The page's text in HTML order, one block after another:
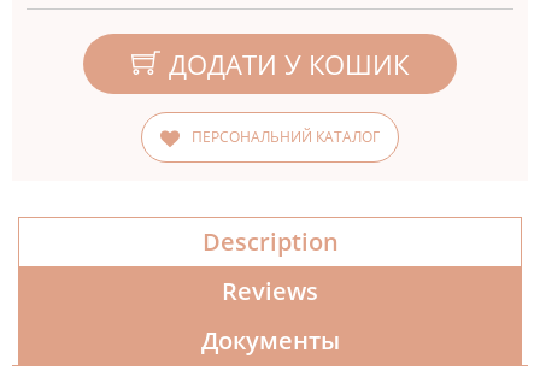
ДОДАТИ У КОШИК
ПЕРСОНАЛЬНИЙ КАТАЛОГ
Description
Reviews
Документы